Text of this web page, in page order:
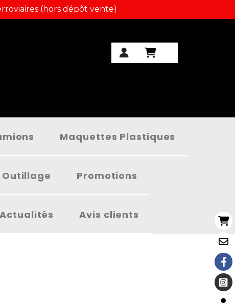
(hors dépôt vente)
Maquettes Plastiques
Outillage Promotions
Actualités Avis clients